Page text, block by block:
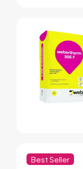
Best Seller